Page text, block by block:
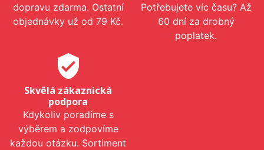
dopravu zdarma. Ostatní
objednávky už od 79 Kč.
Potřebujete víc času? Až
60 dní za drobný
poplatek.
verified_user
Skvělá zákaznická
podpora
Kdykoliv poradíme s
výběrem a zodpovíme
každou otázku. Sortiment